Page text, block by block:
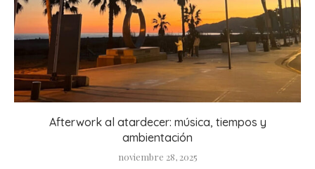
Afterwork al atardecer: música, tiempos y
ambientación
noviembre 28, 2025